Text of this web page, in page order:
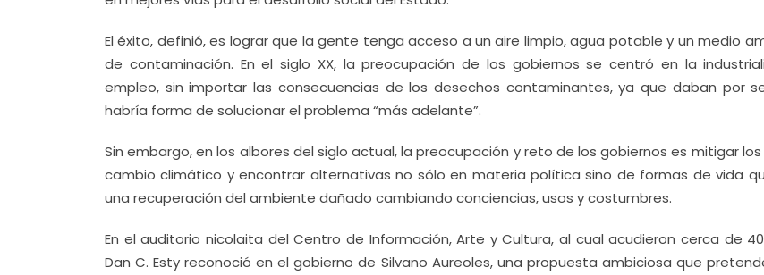
El éxito, definió, es lograr que la gente tenga acceso a un aire limpio, agua potable y un medio
de contaminación. En el siglo XX, la preocupación de los gobiernos se centró en la
empleo, sin importar las consecuencias de los desechos contaminantes, ya que daban por
habría forma de solucionar el problema “más adelante”.
Sin embargo, en los albores del siglo actual, la preocupación y reto de los gobiernos es mitigar
cambio climático y encontrar alternativas no sólo en materia política sino de formas de vida
una recuperación del ambiente dañado cambiando conciencias, usos y costumbres.
En el auditorio nicolaita del Centro de Información, Arte y Cultura, al cual acudieron cerca de
Dan C. Esty reconoció en el gobierno de Silvano Aureoles, una propuesta ambiciosa que